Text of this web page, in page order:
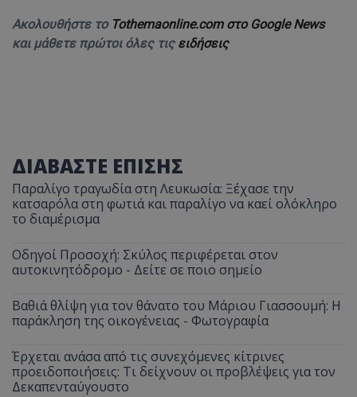
Ακολουθήστε το Tothemaonline.com στο Google News
και μάθετε πρώτοι όλες τις ειδήσεις
ΔΙΑΒΑΣΤΕ ΕΠΙΣΗΣ
Παραλίγο τραγωδία στη Λευκωσία: Ξέχασε την
κατσαρόλα στη φωτιά και παραλίγο να καεί ολόκληρο
το διαμέρισμα
Οδηγοί Προσοχή: Σκύλος περιφέρεται στον
αυτοκινητόδρομο - Δείτε σε ποιο σημείο
Βαθιά θλίψη για τον θάνατο του Μάριου Γιασσουμή: Η
παράκληση της οικογένειας - Φωτογραφία
Έρχεται ανάσα από τις συνεχόμενες κίτρινες
προειδοποιήσεις: Τι δείχνουν οι προβλέψεις για τον
Δεκαπενταύγουστο